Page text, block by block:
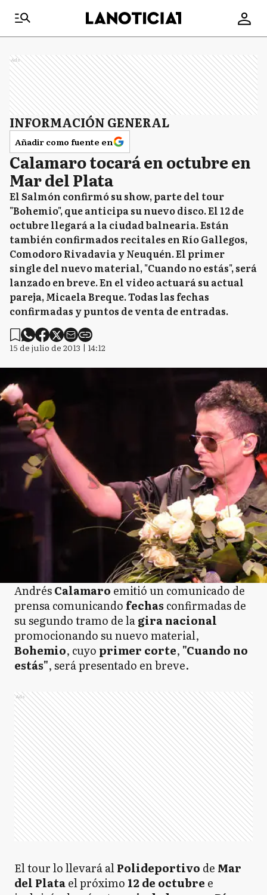
Ads
INFORMACIÓN GENERAL
Añadir como fuente en
Calamaro tocará en octubre en
Mar del Plata
El Salmón confirmó su show, parte del tour
"Bohemio", que anticipa su nuevo disco. El 12 de
octubre llegará a la ciudad balnearia. Están
también confirmados recitales en Río Gallegos,
Comodoro Rivadavia y Neuquén. El primer
single del nuevo material, "Cuando no estás", será
lanzado en breve. En el video actuará su actual
pareja, Micaela Breque. Todas las fechas
confirmadas y puntos de venta de entradas.
15 de julio de 2013 | 14:12
AndrésCalamaro emitió un comunicado de
prensa comunicando fechas confirmadas de
su segundo tramo de lagira nacional
promocionando su nuevo material,
Bohemio, cuyo primer corte, "Cuando no
estás", será presentado en breve.
Ads
El tour lo llevará alPolideportivo de Mar
del Platael próximo 12 de octubre e